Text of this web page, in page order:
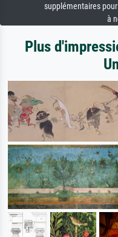
supplémentaires
à
Plus